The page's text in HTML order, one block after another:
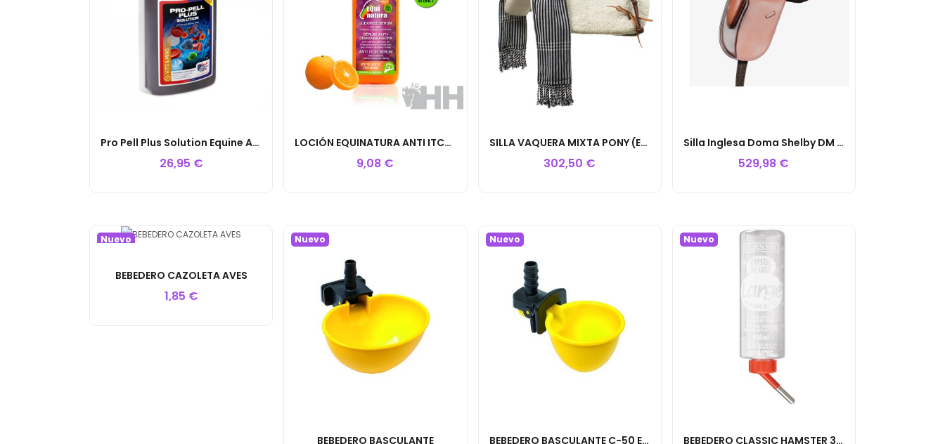
Pro Pell Plus Solution Equine America 1L
26,95 €
LOCIÓN EQUINATURA ANTI ITCH SERUM ALIVIO PICORES
9,08 €
SILLA VAQUERA MIXTA PONY (EQUIPO COMPLETO)
302,50 €
Silla Inglesa Doma Shelby DM (BICOLOR)
529,98 €
Nuevo
BEBEDERO CAZOLETA AVES
1,85 €
Nuevo
BEBEDERO BASCULANTE
Nuevo
BEBEDERO BASCULANTE C-50 ENTRADA 10MM
Nuevo
BEBEDERO CLASSIC HAMSTER 320CC